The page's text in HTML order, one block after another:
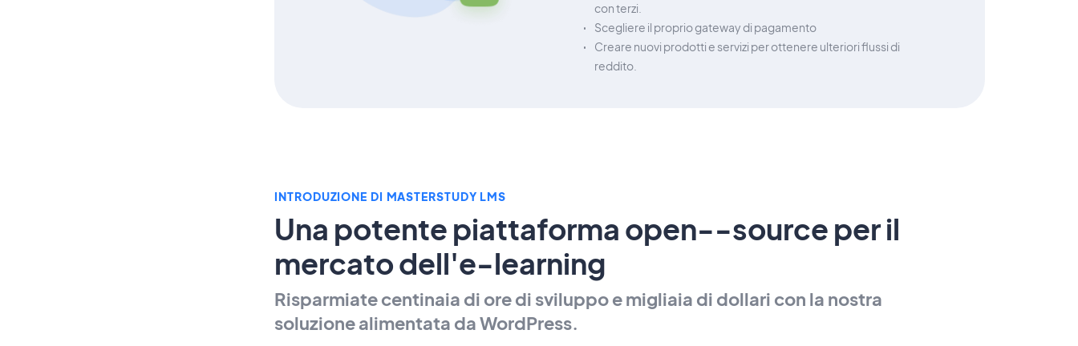
con terzi.
Scegliere il proprio gateway di pagamento
Creare nuovi prodotti e servizi per ottenere ulteriori flussi di
reddito.
INTRODUZIONE DI MASTERSTUDY LMS
Una potente piattaforma open--source per il
mercato dell'e-learning
Risparmiate centinaia di ore di sviluppo e migliaia di dollari con la nostra
soluzione alimentata da WordPress.